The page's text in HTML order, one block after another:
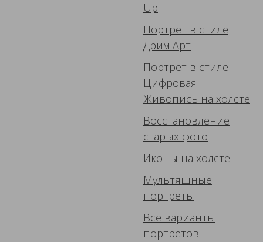
Up
Портрет в стиле
Дрим Арт
Портрет в стиле
Цифровая
Живопись на холсте
Восстановление
старых фото
Иконы на холсте
Мультяшные
портреты
Все варианты
портретов